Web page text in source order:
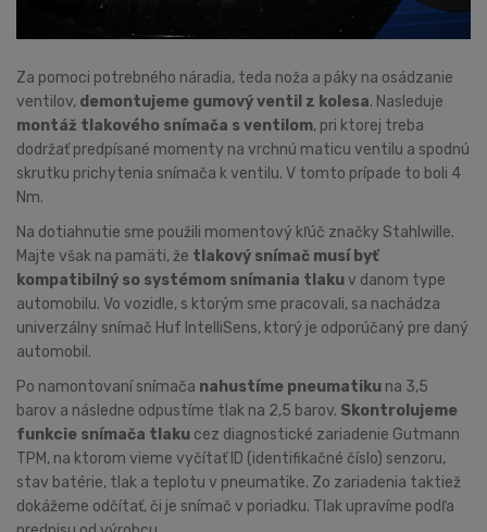
Za pomoci potrebného náradia, teda noža a páky na osádzanie
ventilov, demontujeme gumový ventil z kolesa. Nasleduje
montáž tlakového snímača s ventilom, pri ktorej treba
dodržať predpísané momenty na vrchnú maticu ventilu a spodnú
skrutku prichytenia snímača k ventilu. V tomto prípade to boli 4
Nm.
Na dotiahnutie sme použili momentový kľúč značky Stahlwille.
Majte však na pamäti, že tlakový snímač musí byť
kompatibilný so systémom snímania tlakuv danom type
automobilu. Vo vozidle, s ktorým sme pracovali, sa nachádza
univerzálny snímač Huf IntelliSens, ktorý je odporúčaný pre daný
automobil.
Po namontovaní snímača nahustíme pneumatiku na 3,5
barov a následne odpustíme tlak na 2,5 barov. Skontrolujeme
funkcie snímača tlaku cez diagnostické zariadenie Gutmann
TPM, na ktorom vieme vyčítať ID (identifikačné číslo) senzoru,
stav batérie, tlak a teplotu v pneumatike. Zo zariadenia taktiež
dokážeme odčítať, či je snímač v poriadku. Tlak upravíme podľa